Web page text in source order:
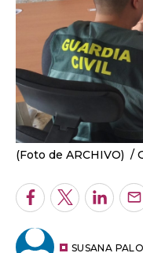
(Foto de ARCHIVO)
Facebook
Twitter
SUSANA